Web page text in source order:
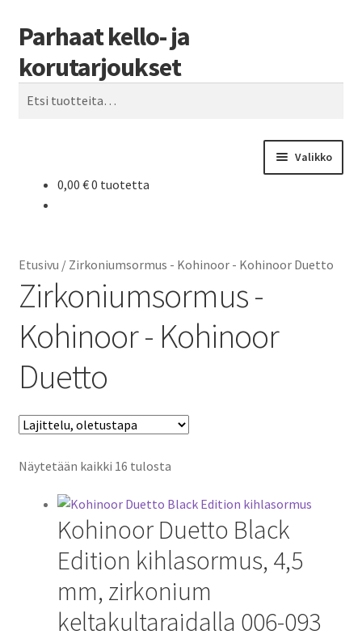
Siirry
navigointiin
Siirry
sisältöön
Parhaat kello- ja
korutarjoukset
Haku
Valikko
0,00 €0 tuotetta
Etusivu / Zirkoniumsormus - Kohinoor - Kohinoor Duetto
Zirkoniumsormus -
Kohinoor - Kohinoor
Duetto
Näytetään kaikki 16 tulosta
Kohinoor Duetto Black
Edition kihlasormus, 4,5
mm, zirkonium
keltakultaraidalla 006-093